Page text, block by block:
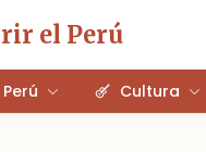
el Perú
Perú Cultura